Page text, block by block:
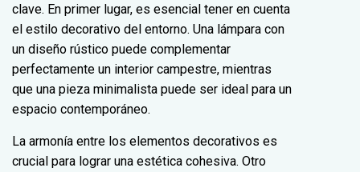
clave. En primer lugar, es esencial tener en cuenta
el estilo decorativo del entorno. Una lámpara con
un diseño rústico puede complementar
perfectamente un interior campestre, mientras
que una pieza minimalista puede ser ideal para un
espacio contemporáneo.
La armonía entre los elementos decorativos es
crucial para lograr una estética cohesiva. Otro